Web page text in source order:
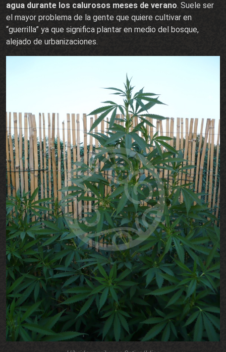
agua durante los calurosos meses de verano. Suele ser
el mayor problema de la gente que quiere cultivar en
“guerrilla” ya que significa plantar en medio del bosque,
alejado de urbanizaciones.